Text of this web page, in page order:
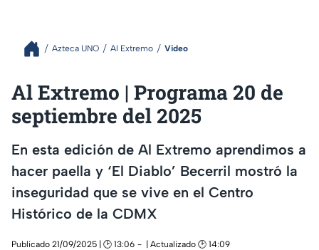
Azteca UNO Al Extremo Video
Al Extremo | Programa 20 de
septiembre del 2025
En esta edición de Al Extremo aprendimos a
hacer paella y ‘El Diablo’ Becerril mostró la
inseguridad que se vive en el Centro
Histórico de la CDMX
Publicado 21/09/2025 | 🕑 13:06 | Actualizado 🕑 14:09